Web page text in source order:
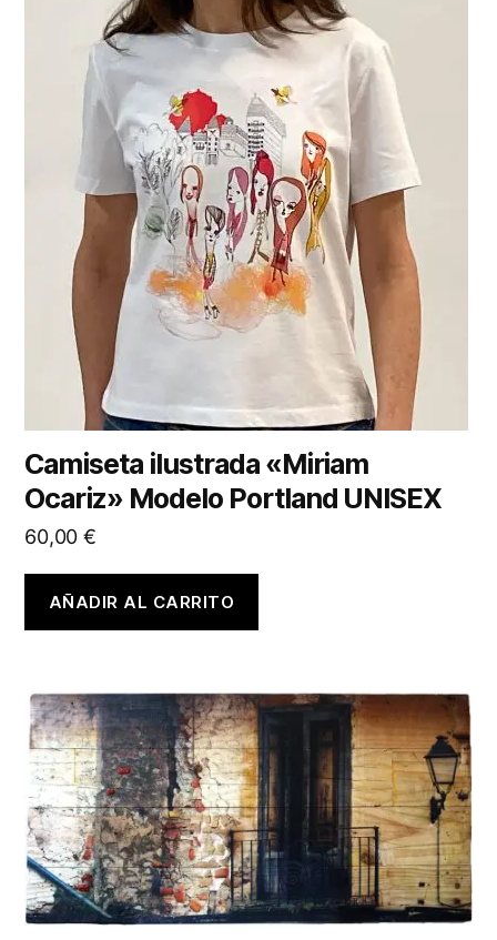
Camiseta ilustrada «Miriam
Ocariz» Modelo Portland UNISEX
60,00 €
AÑADIR AL CARRITO